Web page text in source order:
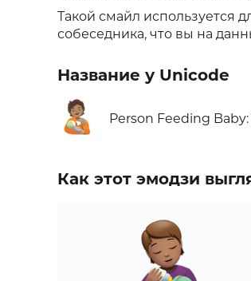
Такой смайл используется
собеседника, что вы на
Название у Unicode
🧑🏽‍🍼 Person Feeding
Как этот эмодзи